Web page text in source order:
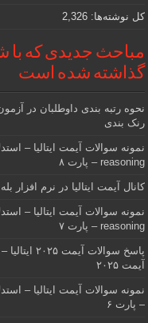
کل نوشته‌ها: 2,326
مباحث جدیدی که با
گذاشته شده است
رنک بندی
reasoning – پارت ۸
کانال آیمت ایتالیا در نرم افزار
reasoning – پارت ۷
آیمت ۲۰۲۵
– پارت ۶